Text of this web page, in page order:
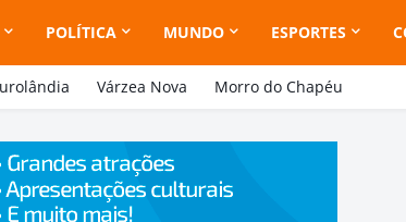
POLÍTICA MUNDO ESPORTES
Várzea Nova Morro do Chapéu